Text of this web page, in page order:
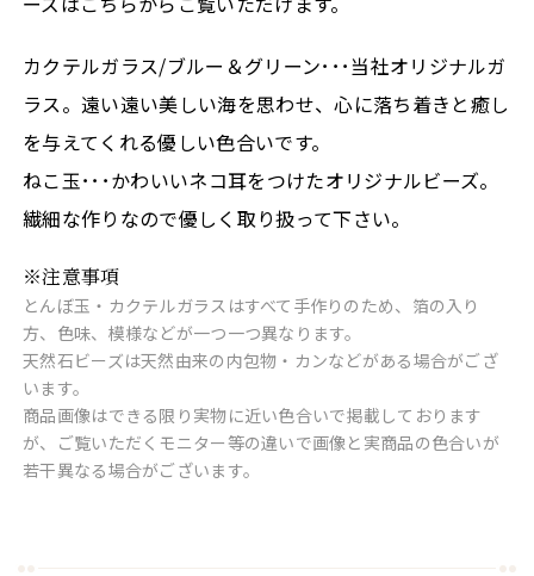
カクテルガラス/ブルー＆グリーン･･･当社オリジナルガ
ラス。遠い遠い美しい海を思わせ、心に落ち着きと癒し
を与えてくれる優しい色合いです。
ねこ玉･･･かわいいネコ耳をつけたオリジナルビーズ。
繊細な作りなので優しく取り扱って下さい。
※注意事項
とんぼ玉・カクテルガラスはすべて手作りのため、箔の入り
方、色味、模様などが一つ一つ異なります。
天然石ビーズは天然由来の内包物・カンなどがある場合がござ
います。
商品画像はできる限り実物に近い色合いで掲載しております
が、ご覧いただくモニター等の違いで画像と実商品の色合いが
若干異なる場合がございます。